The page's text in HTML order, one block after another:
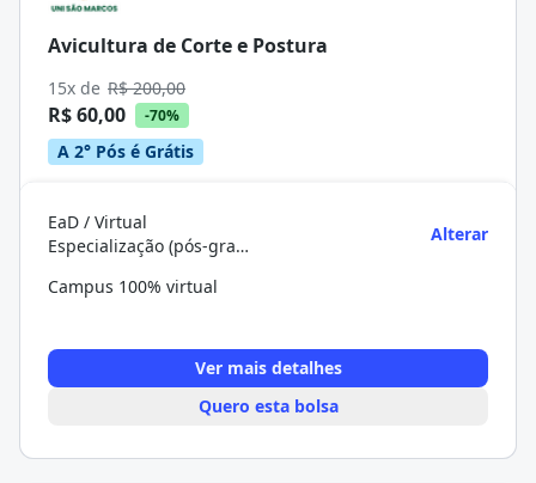
Avicultura de Corte e Postura
15x de R$ 200,00
R$ 60,00 -70%
A 2° Pós é Grátis
EaD / Virtual
Especialização (pós-graduação)
Alterar
Campus 100% virtual
Ver mais detalhes
Quero esta bolsa